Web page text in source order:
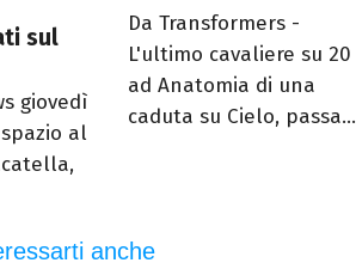
sul
giovedì
al
Da Transformers -
L'ultimo cavaliere su 20
ad Anatomia di una
caduta su Cielo, passa...